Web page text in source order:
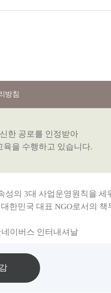
방침
한 공로를 인정받아
을 수행하고 있습니다.
성의 3대 사업운영원칙을 세
한민국 대표 NGO로서의 책
이버스 인터내셔날